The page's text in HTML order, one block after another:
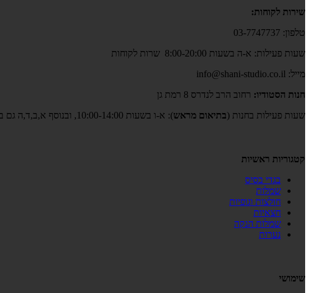
שירות לקוחות:
טלפון: 03-7747737
שעות פעילות: א-ה בשעות 8:00-20:00 שרות לקוחות
מייל: info@shani-studio.co.il
חנות הסטודיו: רחוב הרב לנדרס 8 רמת גן
שעות פעילות בחנות (בתיאום מראש): א-ו בשעות 10:00-14:00, ובנוסף א,ב,ד,ה גם בשעות 17:00-19:00
קטגוריות ראשיות
בגדי בסיס
שמלות
חולצות וגופיות
חצאיות
שמלות הנקה
נערות
שימושי